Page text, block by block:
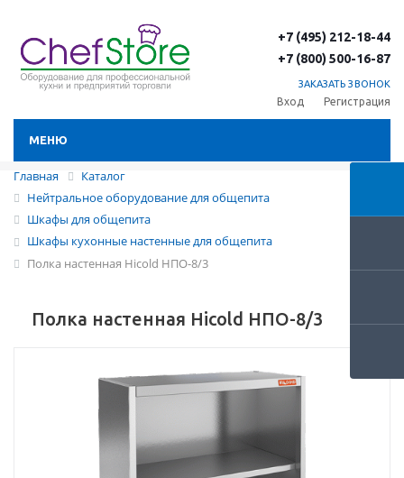
+7 (495) 212-18-44
+7 (800) 500-16-87
ЗАКАЗАТЬ ЗВОНОК
Вход Регистрация
МЕНЮ
Главная
Каталог
Нейтральное оборудование для общепита
Шкафы для общепита
Шкафы кухонные настенные для общепита
Полка настенная Hicold НПО-8/3
Полка настенная Hicold НПО-8/3